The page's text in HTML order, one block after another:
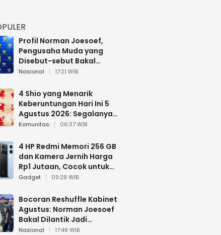
Profil Norman Joesoef,
Pengusaha Muda yang
Disebut-sebut Bakal
Dilantik Jadi Wamenhan RI
Nasional 17:21 WIB
4 Shio yang Menarik
Keberuntungan Hari Ini 5
Agustus 2026: Segalanya
Berjalan Lancar
Komunitas 06:37 WIB
4 HP Redmi Memori 256 GB
dan Kamera Jernih Harga
Rp1 Jutaan, Cocok untuk
Multitasking
Gadget 09:29 WIB
Bocoran Reshuffle Kabinet
Agustus: Norman Joesoef
Bakal Dilantik Jadi
Wamenhan RI
Nasional 17:49 WIB